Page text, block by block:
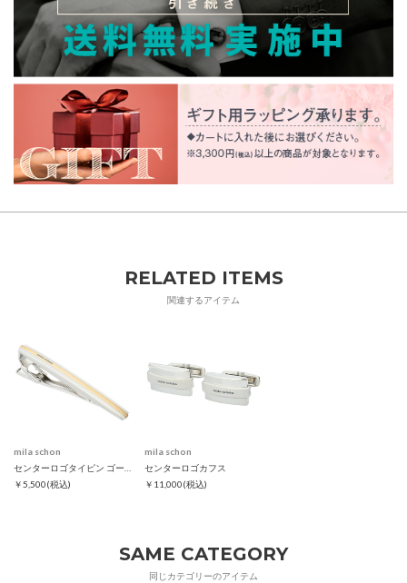
RELATED ITEMS
関連するアイテム
mila schon
￥5,500(税込)
mila schon
センターロゴカフス
￥11,000(税込)
SAME CATEGORY
同じカテゴリーのアイテム